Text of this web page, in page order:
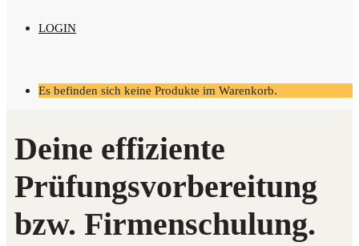
LOGIN
Es befinden sich keine Produkte im Warenkorb.